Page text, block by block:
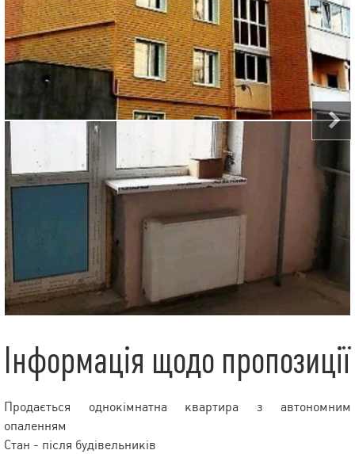
Інформація щодо пропозиції
Продається однокімнатна квартира з автономним
опаленням
Стан - після будівельників